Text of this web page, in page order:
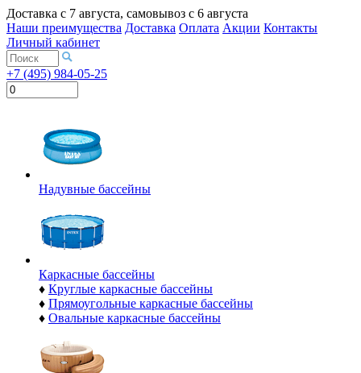
Доставка с 7 августа, самовывоз с 6 августа
Наши преимущества Доставка Оплата Акции Контакты
Личный кабинет
+7 (495) 984-05-25
Надувные бассейны
Каркасные бассейны
♦ Круглые каркасные бассейны
♦ Прямоугольные каркасные бассейны
♦ Овальные каркасные бассейны